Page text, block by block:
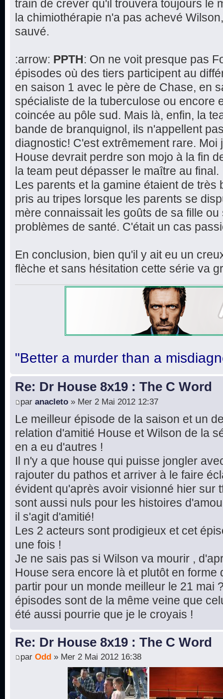
train de crever qu'il trouvera toujours le
la chimiothérapie n'a pas achevé
sauvé.
:arrow: PPTH: On ne voit presque pas
épisodes où des tiers participent au
en saison 1 avec le père de Chase, en
spécialiste de la tuberculose ou encore
coincée au pôle sud. Mais là, enfin, la
bande de branquignol, ils n'appellent
diagnostic! C'est extrêmement rare. Moi
House devrait perdre son mojo à la fin
la team peut dépasser le maître au final.
Les parents et la gamine étaient de très
pris au tripes lorsque les parents se
mère connaissait les goûts de sa fille
problèmes de santé. C'était un cas
En conclusion, bien qu'il y ait eu un
flèche et sans hésitation cette série va
"Better a murder than a
Re: Dr House 8x19 : The C Word
par anacleto » Mer 2 Mai 2012 12:37
Le meilleur épisode de la saison et un
relation d'amitié House et Wilson de la
en a eu d'autres !
Il n'y a que house qui puisse jongler
rajouter du pathos et arriver à le faire
évident qu'après avoir visionné hier sur
sont aussi nuls pour les histoires
il s'agit d'amitié!
Les 2 acteurs sont prodigieux et cet
une fois !
Je ne sais pas si Wilson va mourir ,
House sera encore là et plutôt en forme
partir pour un monde meilleur le 21 mai
épisodes sont de la même veine que
été aussi pourrie que je le croyais !
Re: Dr House 8x19 : The C Word
par Odd » Mer 2 Mai 2012 16:38